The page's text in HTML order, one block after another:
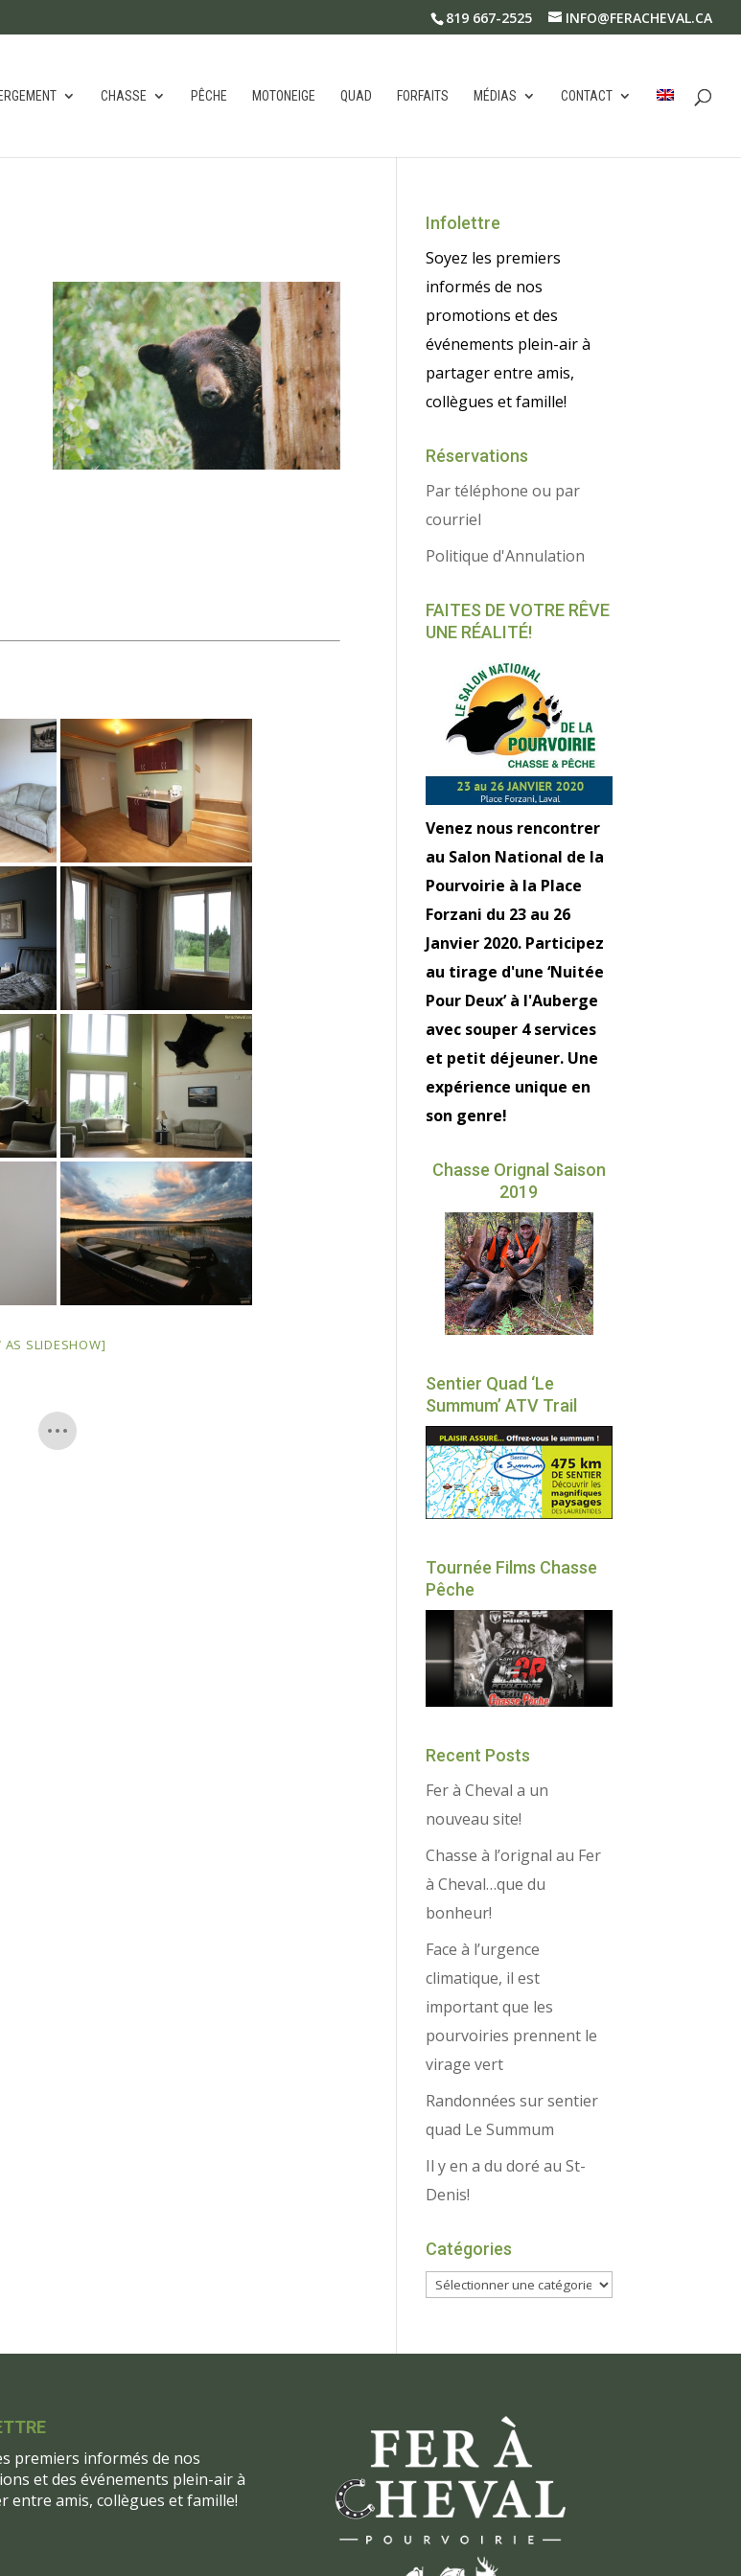
819 667-2525 INFO@FERACHEVAL.CA
CHASSE PÊCHE MOTONEIGE QUAD FORFAITS MÉDIAS CONTACT
SLIDESHOW]
Infolettre
Soyez les premiers
informés de nos
promotions et des
événements plein-air à
partager entre amis,
collègues et famille!
Réservations
Par téléphone ou par
courriel
Politique d'Annulation
FAITES DE VOTRE RÊVE
UNE RÉALITÉ!
Venez nous rencontrer
au Salon National de la
Pourvoirie à la Place
Forzani du 23 au 26
Janvier 2020. Participez
au tirage d'une ‘Nuitée
Pour Deux’ à l'Auberge
avec souper 4 services
et petit déjeuner. Une
expérience unique en
son genre!
Chasse Orignal Saison
2019
Sentier Quad ‘Le
Summum’ ATV Trail
Tournée Films Chasse
Pêche
Recent Posts
Fer à Cheval a un
nouveau site!
Chasse à l’orignal au Fer
à Cheval…que du
bonheur!
Face à l’urgence
climatique, il est
important que les
pourvoiries prennent le
virage vert
Randonnées sur sentier
quad Le Summum
Il y en a du doré au St-
Denis!
Catégories
premiers informés de nos
et des événements plein-air à
entre amis, collègues et famille!